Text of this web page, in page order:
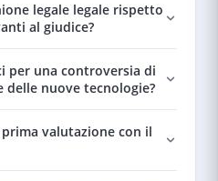
legale legale rispetto
al giudice?
per una controversia di
nuove tecnologie?
valutazione con il